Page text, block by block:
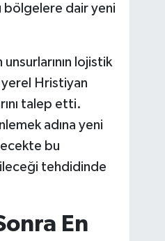
bölgelere dair yeni
lojistik
Hristiyan
talep etti.
adına yeni
bu
tehdidinde
En